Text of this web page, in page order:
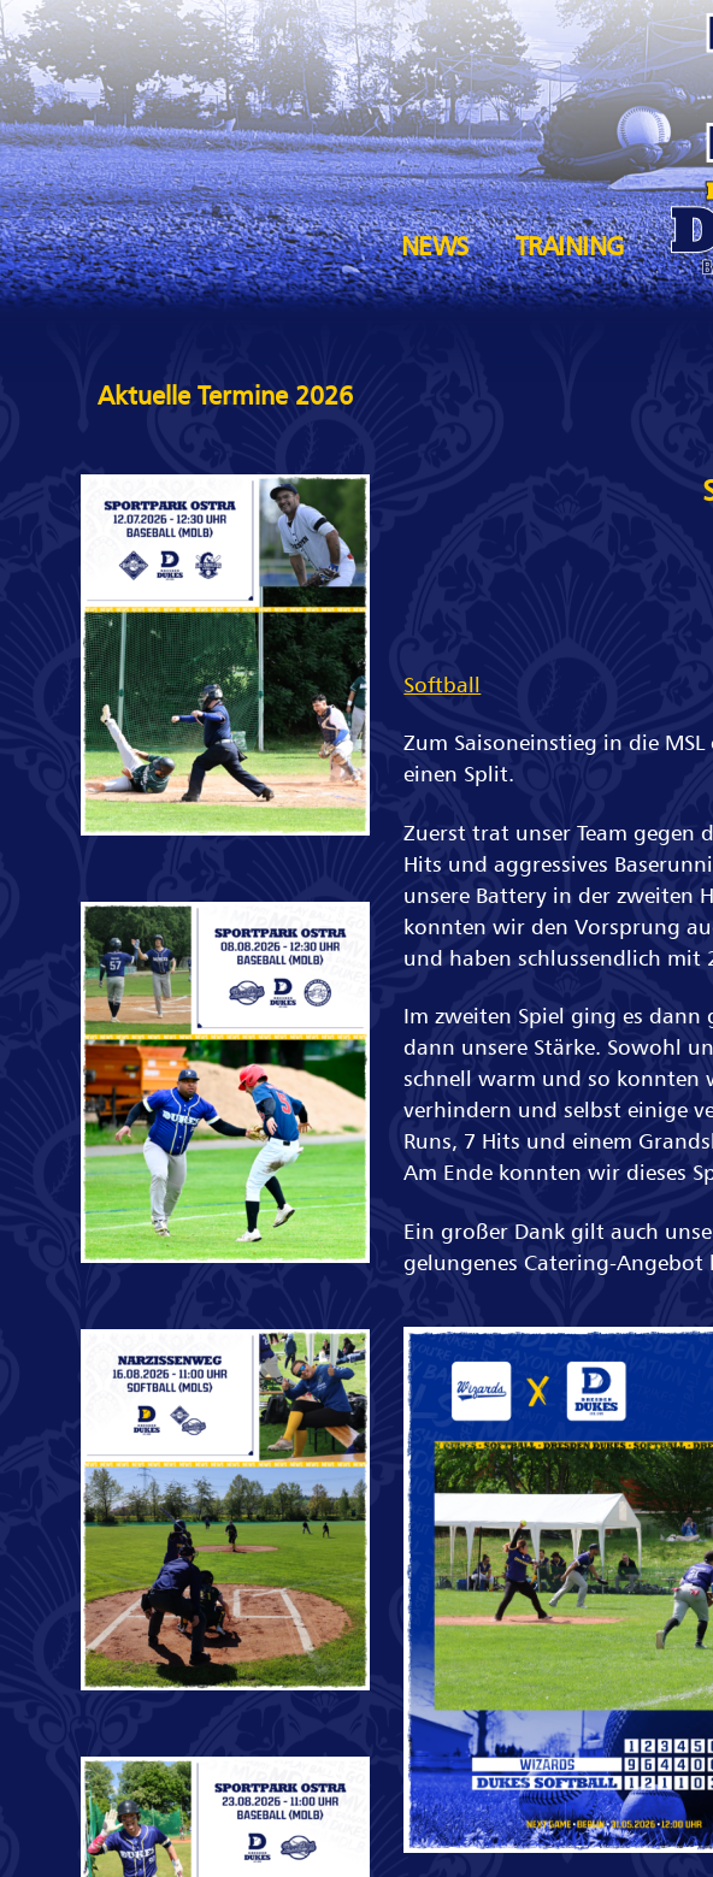
NEWS TRAINING
Softball
Zum Saisoneinstieg in die
einen Split.
Zuerst trat unser Team gegen
Hits und aggressives
unsere Battery in der zweiten
konnten wir den Vorsprung
und haben schlussendlich mit
Im zweiten Spiel ging es dann
dann unsere Stärke. Sowohl
schnell warm und so konnten
verhindern und selbst einige
Runs, 7 Hits und einem
Am Ende konnten wir dieses
Ein großer Dank gilt auch
gelungenes Catering-Angebot
Aktuelle Termine 2026